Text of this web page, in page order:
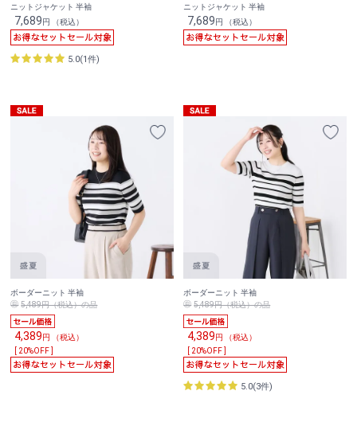
ニットジャケット 半袖
7,689円 （税込）
5.0(1件)
ニットジャケット 半袖
7,689円 （税込）
ボーダーニット 半袖
5,489円（税込）の品
4,389円 （税込）
[ 20%OFF ]
ボーダーニット 半袖
5,489円（税込）の品
4,389円 （税込）
[ 20%OFF ]
5.0(3件)